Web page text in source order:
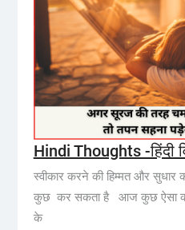
Hindi Thoughts -हिंदी
स्वीकार करने की हिम्मत और सुधार
कुछ कर सकता है आज कुछ ऐसा
के